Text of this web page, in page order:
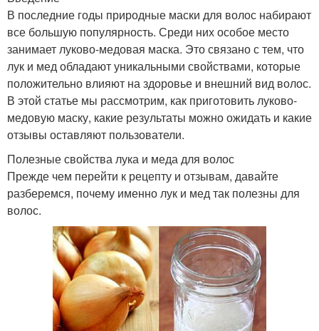
В последние годы природные маски для волос набирают
все большую популярность. Среди них особое место
занимает луково-медовая маска. Это связано с тем, что
лук и мед обладают уникальными свойствами, которые
положительно влияют на здоровье и внешний вид волос.
В этой статье мы рассмотрим, как приготовить луково-
медовую маску, какие результаты можно ожидать и какие
отзывы оставляют пользователи.
Полезные свойства лука и меда для волос
Прежде чем перейти к рецепту и отзывам, давайте
разберемся, почему именно лук и мед так полезны для
волос.